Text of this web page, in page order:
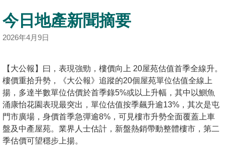
宅
谷
揭
地
產
博
客
今日地產新聞摘要
2026年4月9日
【大公報】曰，表現強勁，樓價向上 20屋苑估值首季全線升。
樓價重拾升勢，《大公報》追蹤的20個屋苑單位估值全線上
揚，多達半數單位估價於首季錄5%或以上升幅，其中以鰂魚
涌康怡花園表現最突出，單位估值按季飆升逾13%，其次是屯
門市廣場，身價首季急彈逾8%，可見樓市升勢全面覆蓋上車
盤及中產屋苑。業界人士估計，新盤熱銷帶動整體樓市，第二
季估價可望穩步上揚。